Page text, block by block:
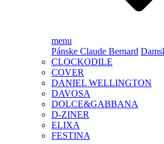
menu
Pánske Claude Bernard
CLOCKODILE
COVER
DANIEL WELLINGTON
DAVOSA
DOLCE&GABBANA
D-ZINER
ELIXA
FESTINA